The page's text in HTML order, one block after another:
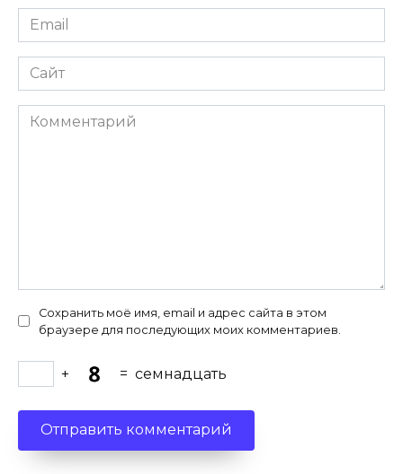
Email
*
Сайт
Комментарий
Сохранить моё имя, email и адрес сайта в этом
браузере для последующих моих комментариев.
+ = семнадцать